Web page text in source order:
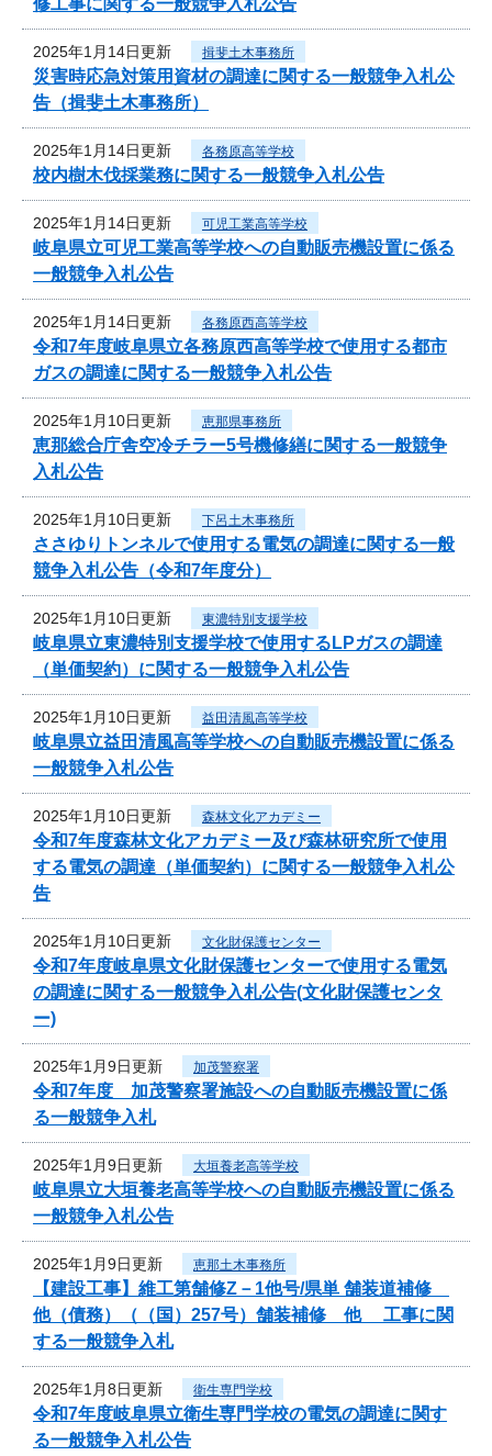
2025年1月14日更新 揖斐土木事務所
災害時応急対策用資材の調達に関する一般競争入札公
告（揖斐土木事務所）
2025年1月14日更新 各務原高等学校
校内樹木伐採業務に関する一般競争入札公告
2025年1月14日更新 可児工業高等学校
岐阜県立可児工業高等学校への自動販売機設置に係る
一般競争入札公告
2025年1月14日更新 各務原西高等学校
令和7年度岐阜県立各務原西高等学校で使用する都市
ガスの調達に関する一般競争入札公告
2025年1月10日更新 恵那県事務所
恵那総合庁舎空冷チラー5号機修繕に関する一般競争
入札公告
2025年1月10日更新 下呂土木事務所
ささゆりトンネルで使用する電気の調達に関する一般
競争入札公告（令和7年度分）
2025年1月10日更新 東濃特別支援学校
岐阜県立東濃特別支援学校で使用するLPガスの調達
（単価契約）に関する一般競争入札公告
2025年1月10日更新 益田清風高等学校
岐阜県立益田清風高等学校への自動販売機設置に係る
一般競争入札公告
2025年1月10日更新 森林文化アカデミー
令和7年度森林文化アカデミー及び森林研究所で使用
する電気の調達（単価契約）に関する一般競争入札公
告
2025年1月10日更新 文化財保護センター
令和7年度岐阜県文化財保護センターで使用する電気
の調達に関する一般競争入札公告(文化財保護センタ
ー)
2025年1月9日更新 加茂警察署
令和7年度 加茂警察署施設への自動販売機設置に係
る一般競争入札
2025年1月9日更新 大垣養老高等学校
岐阜県立大垣養老高等学校への自動販売機設置に係る
一般競争入札公告
2025年1月9日更新 恵那土木事務所
【建設工事】維工第舗修Z－1他号/県単 舗装道補修
他（債務）（（国）257号）舗装補修 他 工事に関
する一般競争入札
2025年1月8日更新 衛生専門学校
令和7年度岐阜県立衛生専門学校の電気の調達に関す
る一般競争入札公告